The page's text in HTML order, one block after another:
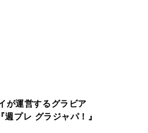
が運営するグラビア
週プレ グラジャパ！』